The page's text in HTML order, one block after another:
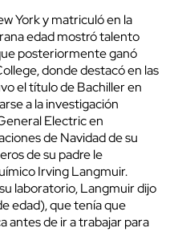
York y matriculó en la
edad mostró talento
posteriormente ganó
donde destacó en las
el título de Bachiller en
a la investigación
Electric en
de Navidad de su
de su padre le
Irving Langmuir.
laboratorio, Langmuir dijo
edad), que tenía que
antes de ir a trabajar para